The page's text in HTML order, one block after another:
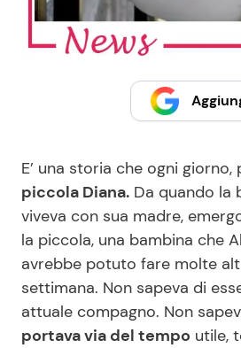
E’ una storia che ogni
piccola Diana. Da quando la
viveva con sua madre,
la piccola, una bambina che
avrebbe potuto fare molte
settimana. Non sapeva di
attuale compagno. Non
portava via del tempo utile,